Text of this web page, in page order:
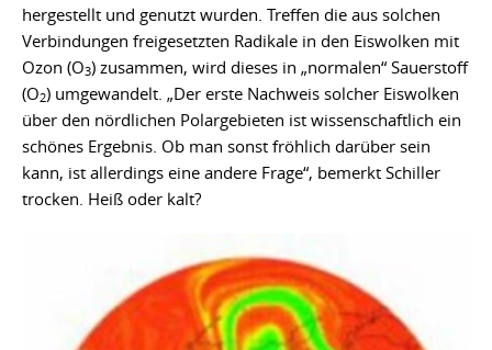
hergestellt und genutzt wurden. Treffen die aus solchen
Verbindungen freigesetzten Radikale in den Eiswolken mit
Ozon (O3) zusammen, wird dieses in „normalen“ Sauerstoff
(O2) umgewandelt. „Der erste Nachweis solcher Eiswolken
über den nördlichen Polargebieten ist wissenschaftlich ein
schönes Ergebnis. Ob man sonst fröhlich darüber sein
kann, ist allerdings eine andere Frage“, bemerkt Schiller
trocken. Heiß oder kalt?